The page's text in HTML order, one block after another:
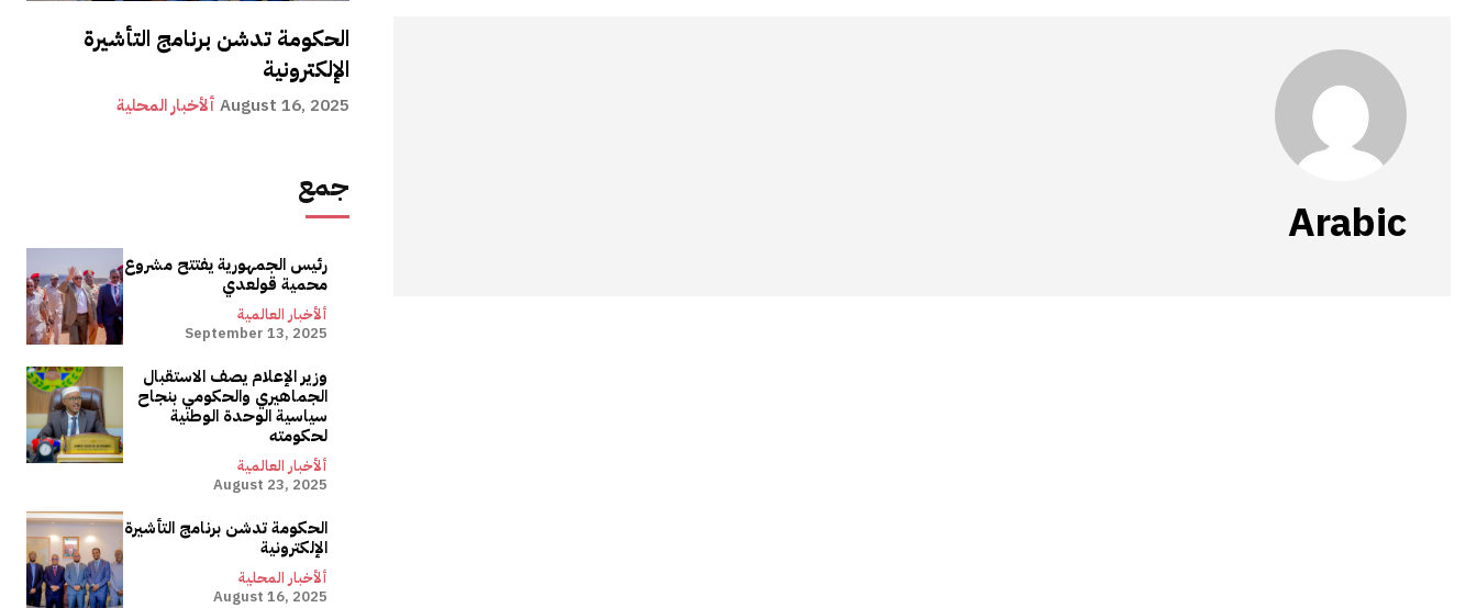
الحكومة تدشن برنامج التأشيرة
الإلكترونية
ألأخبار المحلية August 16, 2025
جمع
رئيس الجمهورية يفتتح مشروع
محمية قولعدي
ألأخبار العالمية
September 13, 2025
وزير الإعلام يصف الاستقبال
الجماهيري والحكومي بنجاح
سياسية الوحدة الوطنية
لحكومته
ألأخبار العالمية
August 23, 2025
الحكومة تدشن برنامج التأشيرة
الإلكترونية
ألأخبار المحلية
August 16, 2025
Arabic